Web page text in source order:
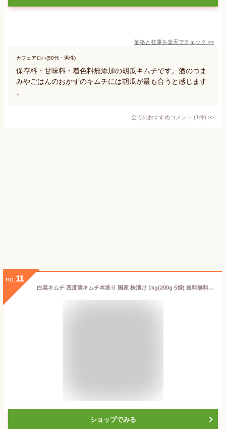
価格と在庫を楽天でチェック >>
カフェアロハ(50代・男性)
保存料・甘味料・着色料無添加の胡瓜キムチです。酒のつま
みやごはんのおかずのキムチには胡瓜が最も合うと感じます
。
全てのおすすめコメント (1件) >
no. 11
白菜キムチ 四度漬キムチ本造り 国産 株漬け 1kg(200g 5袋) 送料無料 乳酸発酵 漬物 白菜漬け うまもん
ショップでみる